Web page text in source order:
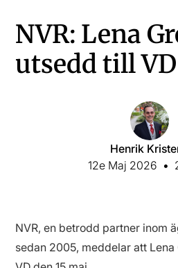
NVR: Lena
utsedd till VD
Henrik
12e Maj 2026 •
NVR, en betrodd partner inom
sedan 2005, meddelar att